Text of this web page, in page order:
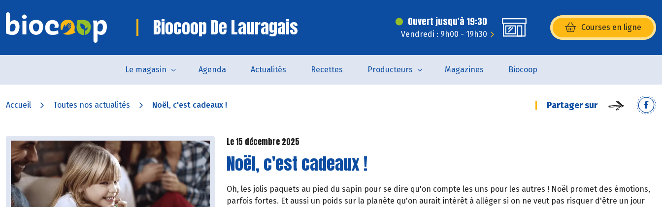
Biocoop De Lauragais Ouvert jusqu'à 19:30
Vendredi : 9h00 - 19h30
Courses en ligne
(s’ouvre dans une nouvelle
Le magasin Agenda Actualités Recettes Producteurs Magazines Biocoop
Accueil Toutes nos actualités Noël, c'est cadeaux ! Partager sur
Le 15 décembre 2025
Noël, c'est cadeaux !
Oh, les jolis paquets au pied du sapin pour se dire qu'on compte les uns pour les autres ! Noël promet des émotions,
parfois fortes. Et aussi un poids sur la planète qu'on aurait intérêt à alléger si on ne veut pas risquer d'être un jour